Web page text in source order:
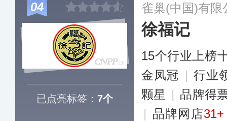
产品，旗下自营
及海外市场。
04
已点亮标签： 7个
雀巢(中国)有限
徐福记
15个行业上榜
金凤冠 | 行业
颗星 | 品牌得
| 品牌网店31+